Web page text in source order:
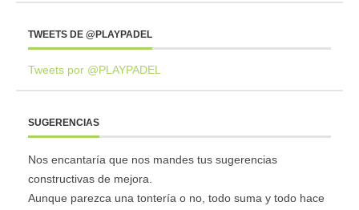
TWEETS DE @PLAYPADEL
Tweets por @PLAYPADEL
SUGERENCIAS
Nos encantaría que nos mandes tus sugerencias
constructivas de mejora.
Aunque parezca una tontería o no, todo suma y todo hace